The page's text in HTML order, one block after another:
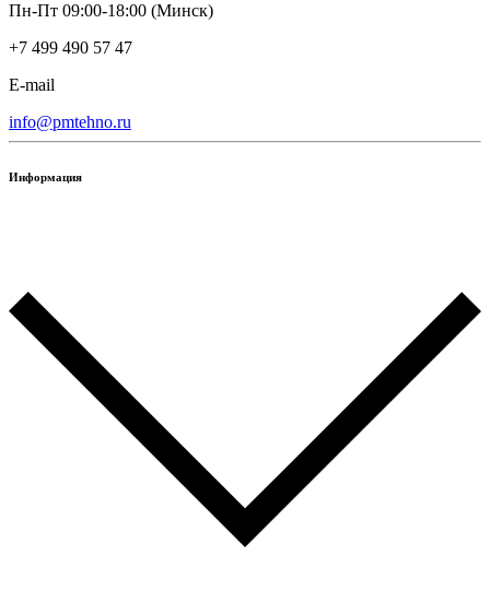
Пн-Пт 09:00-18:00 (Минск)
+7 499 490 57 47
E-mail
info@pmtehno.ru
Информация